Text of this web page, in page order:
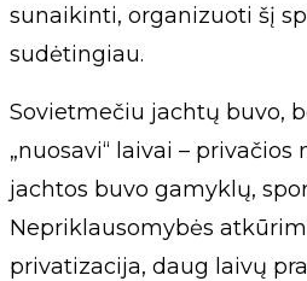
sunaikinti, organizuoti šį
sudėtingiau.
Sovietmečiu jachtų buvo,
„nuosavi“ laivai – privačios
jachtos buvo gamyklų,
Nepriklausomybės
privatizacija, daug laivų